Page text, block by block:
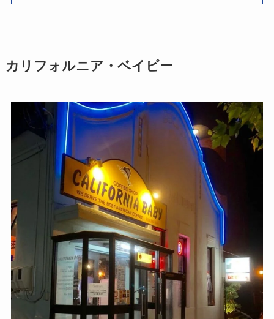
カリフォルニア・ベイビー